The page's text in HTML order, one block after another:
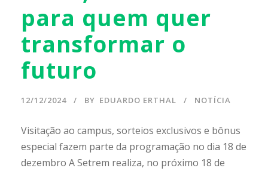
para quem quer
transformar o
futuro
12/12/2024 BY EDUARDO ERTHAL NOTÍCIA
Visitação ao campus, sorteios exclusivos e bônus
especial fazem parte da programação no dia 18 de
dezembro A Setrem realiza, no próximo 18 de